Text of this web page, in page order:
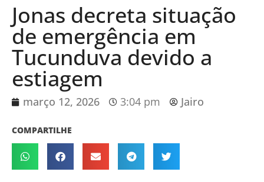
Jonas decreta situação
de emergência em
Tucunduva devido a
estiagem
março 12, 2026 3:04 pm Jairo
COMPARTILHE